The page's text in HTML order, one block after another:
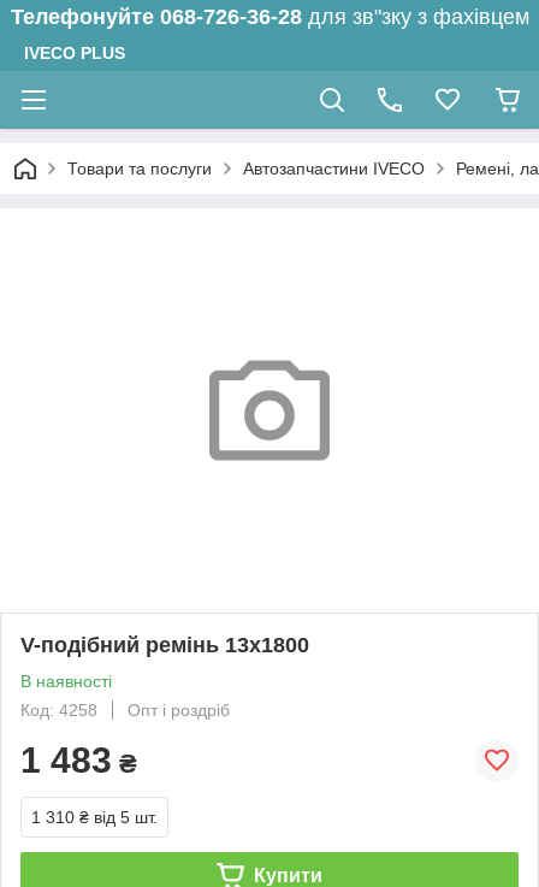
Телефонуйте 068-726-36-28 для зв"зку з фахівцем
IVECO PLUS
Товари та послуги Автозапчастини IVECO Ремені,
V-подібний ремінь 13х1800
В наявності
Код: 4258
Опт і роздріб
1 483 ₴
1 310 ₴ від 5 шт.
Купити